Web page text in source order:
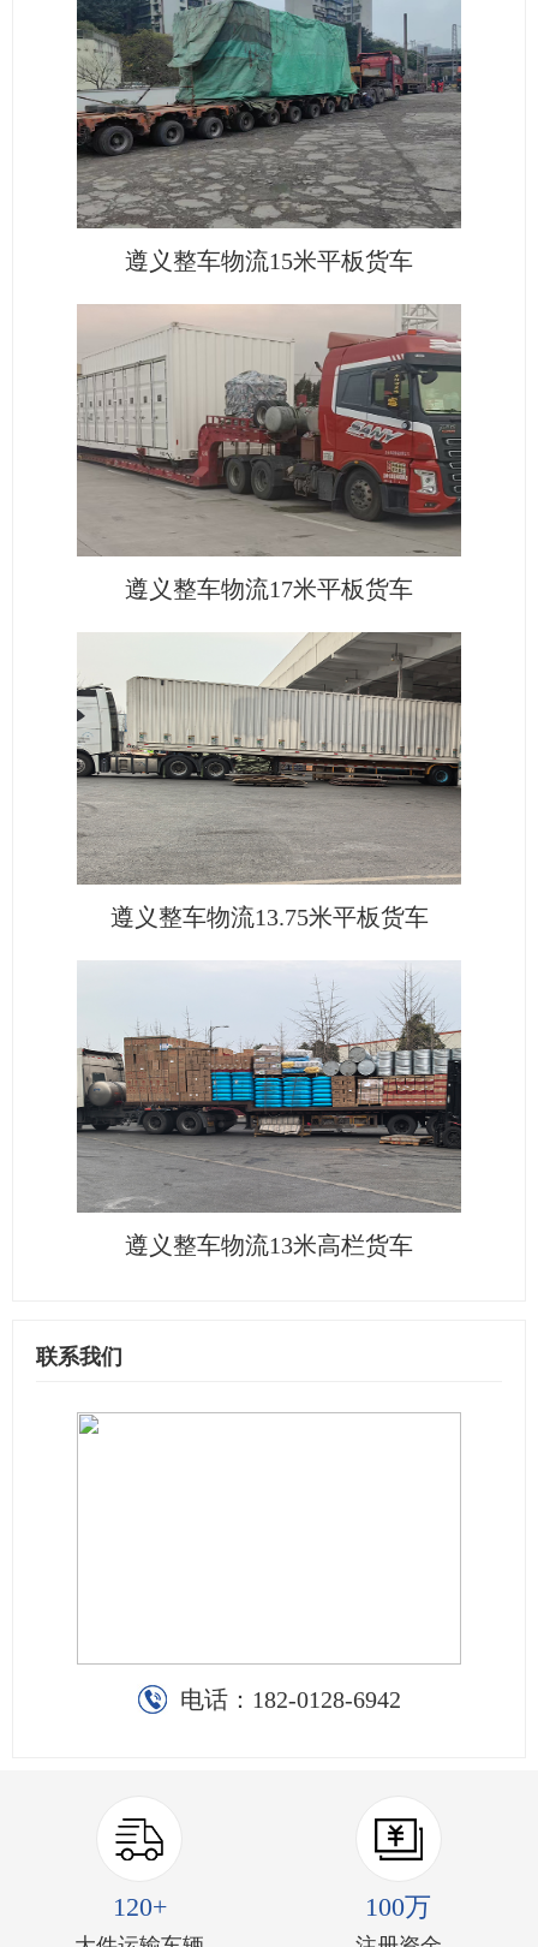
遵义整车物流15米平板货车
遵义整车物流17米平板货车
遵义整车物流13.75米平板货车
遵义整车物流13米高栏货车
联系我们
电话： 182-0128-6942
120+ 100万